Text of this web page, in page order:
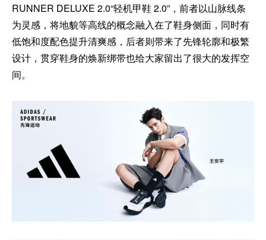
RUNNER DELUXE 2.0“轻机甲鞋 2.0”，前者以山脉线条
为灵感，将地貌等高线的概念融入在了鞋身侧面，同时有
低饱和度配色提升清爽感，后者则带来了先锋轮廓和极繁
设计，贯穿鞋身的焕新绑带也给大家留出了很大的发挥空
间。